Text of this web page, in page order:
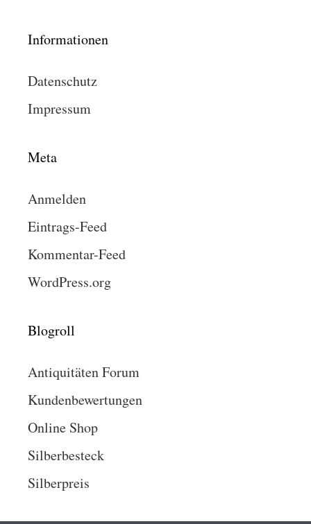
Informationen
Datenschutz
Impressum
Meta
Anmelden
Eintrags-Feed
Kommentar-Feed
WordPress.org
Blogroll
Antiquitäten Forum
Kundenbewertungen
Online Shop
Silberbesteck
Silberpreis